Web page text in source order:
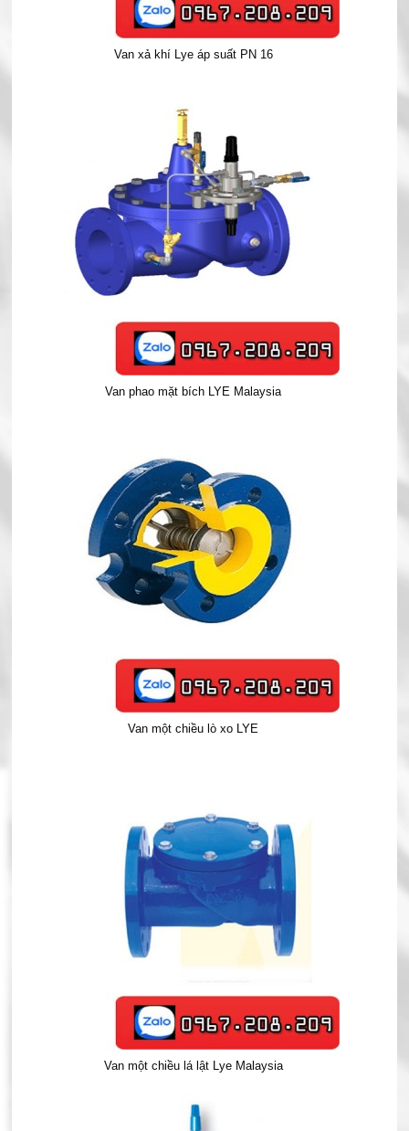
Van xả khí Lye áp suất PN 16
Van phao mặt bích LYE Malaysia
Van một chiều lò xo LYE
Van một chiều lá lật Lye Malaysia